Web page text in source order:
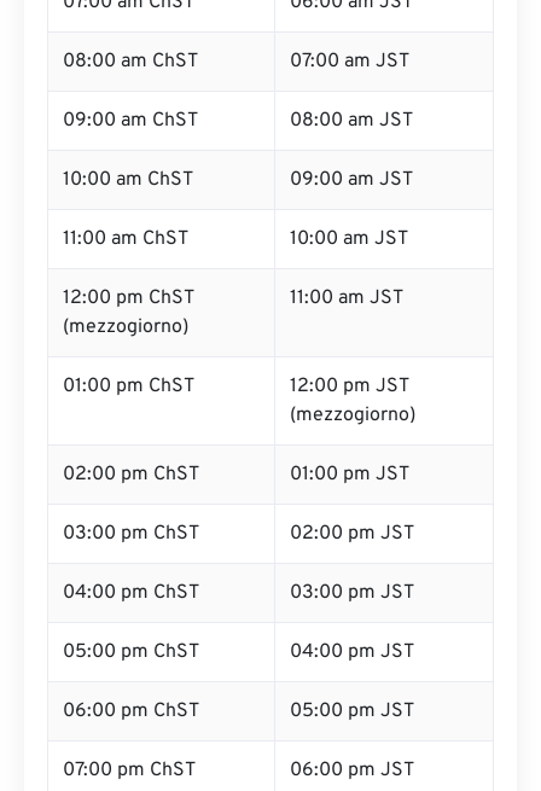
08:00 am ChST 07:00 am JST
09:00 am ChST 08:00 am JST
10:00 am ChST 09:00 am JST
11:00 am ChST 10:00 am JST
12:00 pm ChST
(mezzogiorno)
11:00 am JST
01:00 pm ChST
12:00 pm JST
(mezzogiorno)
02:00 pm ChST 01:00 pm JST
03:00 pm ChST 02:00 pm JST
04:00 pm ChST 03:00 pm JST
05:00 pm ChST 04:00 pm JST
06:00 pm ChST 05:00 pm JST
07:00 pm ChST 06:00 pm JST